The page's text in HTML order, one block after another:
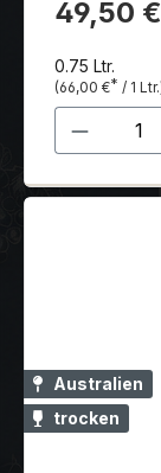
49,50 €
0.75 Ltr.
(66,00 €* / 1
Australien
trocken